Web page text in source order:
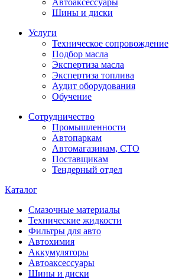
Шины и диски
Услуги
Техническое сопровождение
Подбор масла
Экспертиза масла
Экспертиза топлива
Аудит оборудования
Обучение
Сотрудничество
Промышленности
Автопаркам
Автомагазинам, СТО
Поставщикам
Тендерный отдел
Каталог
Смазочные материалы
Технические жидкости
Фильтры для авто
Автохимия
Аккумуляторы
Автоаксессуары
Шины и диски